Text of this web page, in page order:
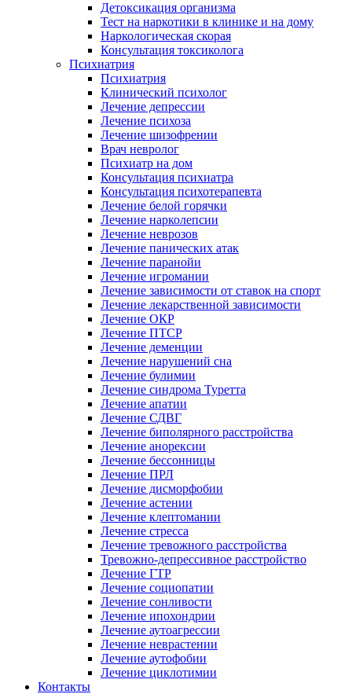
Детоксикация организма
Тест на наркотики в клинике и на дому
Наркологическая скорая
Консультация токсиколога
Психиатрия
Психиатрия
Клинический психолог
Лечение депрессии
Лечение психоза
Лечение шизофрении
Врач невролог
Психиатр на дом
Консультация психиатра
Консультация психотерапевта
Лечение белой горячки
Лечение нарколепсии
Лечение неврозов
Лечение панических атак
Лечение паранойи
Лечение игромании
Лечение зависимости от ставок на спорт
Лечение лекарственной зависимости
Лечение ОКР
Лечение ПТСР
Лечение деменции
Лечение нарушений сна
Лечение булимии
Лечение синдрома Туретта
Лечение апатии
Лечение СДВГ
Лечение биполярного расстройства
Лечение анорексии
Лечение бессонницы
Лечение ПРЛ
Лечение дисморфобии
Лечение астении
Лечение клептомании
Лечение стресса
Лечение тревожного расстройства
Тревожно-депрессивное расстройство
Лечение ГТР
Лечение социопатии
Лечение сонливости
Лечение ипохондрии
Лечение аутоагрессии
Лечение неврастении
Лечение аутофобии
Лечение циклотимии
Контакты